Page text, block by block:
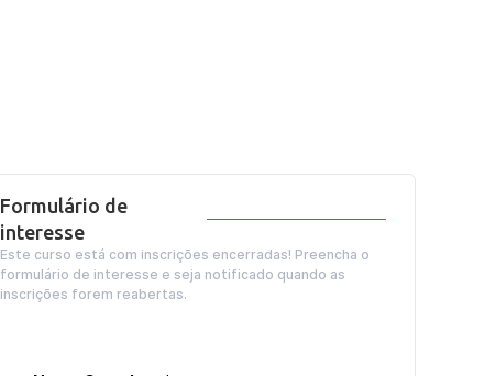
Formulário de
interesse
Este curso está com inscrições encerradas! Preencha o
formulário de interesse e seja notificado quando as
inscrições forem reabertas.